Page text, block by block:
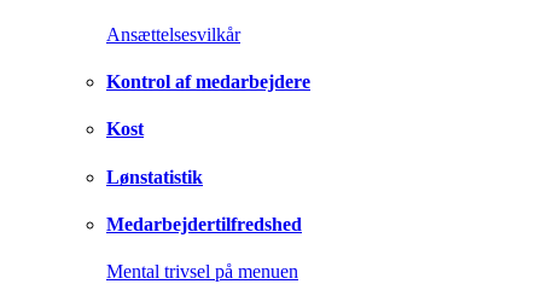
Ansættelsesvilkår
Kontrol af medarbejdere
Kost
Lønstatistik
Medarbejdertilfredshed
Mental trivsel på menuen